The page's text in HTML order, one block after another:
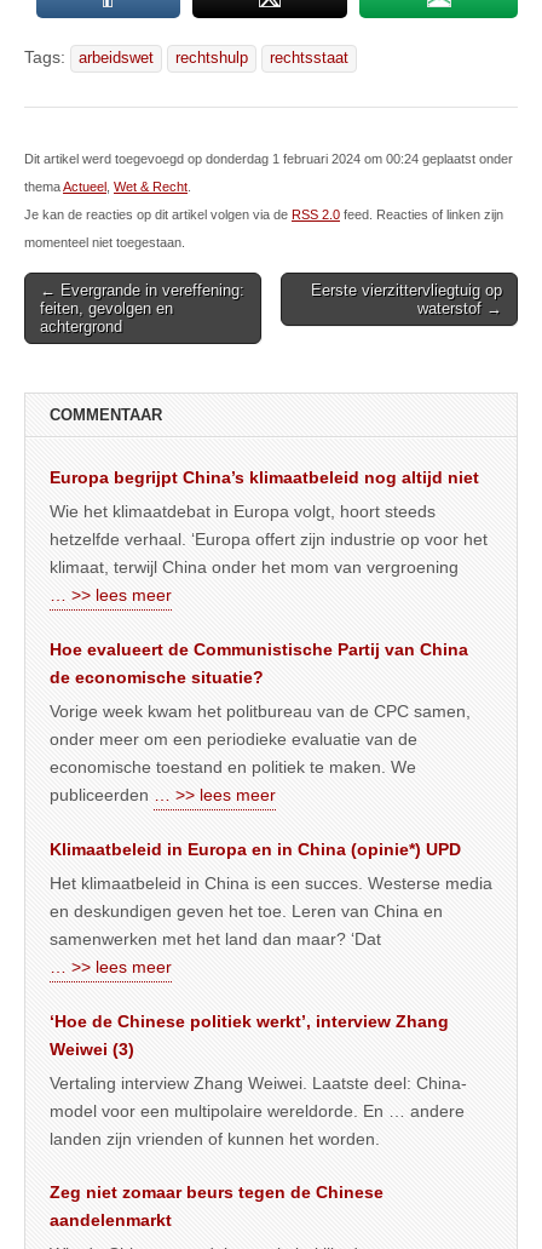
Tags: arbeidswet rechtshulp rechtsstaat
Dit artikel werd toegevoegd op donderdag 1 februari 2024 om 00:24 geplaatst onder
themaActueel Wet & Recht
Je kan de reacties op dit artikel volgen via de RSS 2.0 feed. Reacties of linken zijn
momenteel niet toegestaan.
Post
navigation
← Evergrande in vereffening:
feiten, gevolgen en
achtergrond
Eerste vierzittervliegtuig op
waterstof →
COMMENTAAR
Europa begrijpt China’s klimaatbeleid nog altijd niet
Wie het klimaatdebat in Europa volgt, hoort steeds
hetzelfde verhaal. ‘Europa offert zijn industrie op voor het
klimaat, terwijl China onder het mom van vergroening
… >> lees meer
Hoe evalueert de Communistische Partij van China
de economische situatie?
Vorige week kwam het politbureau van de CPC samen,
onder meer om een periodieke evaluatie van de
economische toestand en politiek te maken. We
publiceerden
… >> lees meer
Klimaatbeleid in Europa en in China (opinie*) UPD
Het klimaatbeleid in China is een succes. Westerse media
en deskundigen geven het toe. Leren van China en
samenwerken met het land dan maar? ‘Dat
… >> lees meer
‘Hoe de Chinese politiek werkt’, interview Zhang
Weiwei (3)
Vertaling interview Zhang Weiwei. Laatste deel: China-
model voor een multipolaire wereldorde. En … andere
landen zijn vrienden of kunnen het worden.
Zeg niet zomaar beurs tegen de Chinese
aandelenmarkt